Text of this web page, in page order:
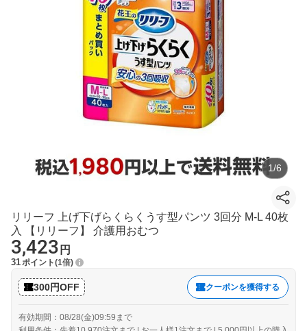
1/6
リリーフ 上げ下げらくらくうす型パンツ 3回分 M-L 40枚
入 【リリーフ】 介護用おむつ
3,423 円
31ポイント 1倍
300円OFF クーポンを獲得する
有効期間：08/28(金)09:59まで